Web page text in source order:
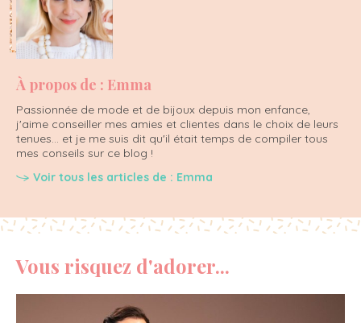
À propos de : Emma
Passionnée de mode et de bijoux depuis mon enfance,
j'aime conseiller mes amies et clientes dans le choix de leurs
tenues... et je me suis dit qu'il était temps de compiler tous
mes conseils sur ce blog !
Voir tous les articles de : Emma
Vous risquez d'adorer...